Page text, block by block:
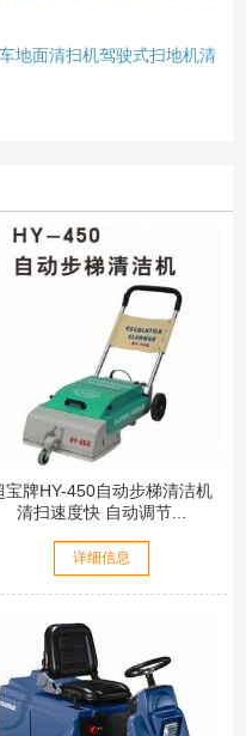
地面清扫机驾驶式扫地机清
宝牌HY-450自动步梯清洁机
清扫速度快 自动调节...
详细信息